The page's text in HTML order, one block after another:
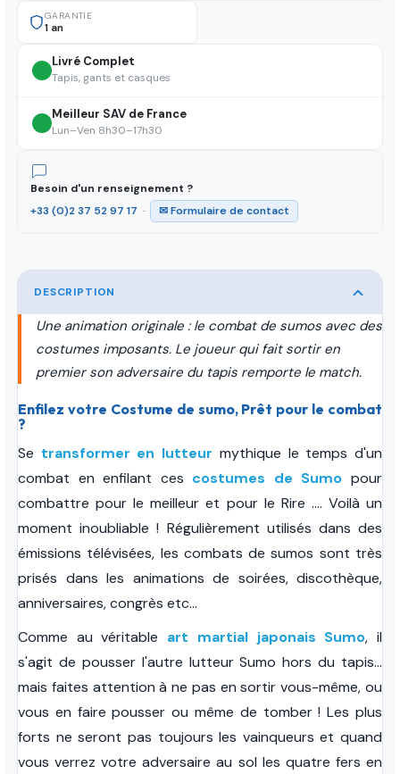
GARANTIE
1 an
Livré Complet
Tapis, gants et casques
Meilleur SAV de France
Lun–Ven 8h30–17h30
Besoin d'un renseignement ?
+33 (0)2 37 52 97 17 · ✉ Formulaire de contact
DESCRIPTION
Une animation originale : le combat de sumos avec des
costumes imposants. Le joueur qui fait sortir en
premier son adversaire du tapis remporte le match.
Enfilez votre Costume de sumo, Prêt pour le combat
?
Se transformer en lutteur mythique le temps d'un
combat en enfilant ces costumes de Sumo pour
combattre pour le meilleur et pour le Rire .... Voilà un
moment inoubliable ! Régulièrement utilisés dans des
émissions télévisées, les combats de sumos sont très
prisés dans les animations de soirées, discothèque,
anniversaires, congrès etc...
Comme au véritable art martial japonais Sumo, il
s'agit de pousser l'autre lutteur Sumo hors du tapis...
mais faites attention à ne pas en sortir vous-même, ou
vous en faire pousser ou même de tomber !Les plus
forts ne seront pas toujours les vainqueurs et quand
vous verrez votre adversaire au sol les quatre fers en